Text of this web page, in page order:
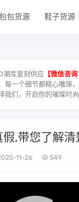
包货源 鞋子货源
潮库复刻供应 【微信咨
每一个细节都精心雕琢
我们，开启你的璀璨时
,带您了解清
11-26 549